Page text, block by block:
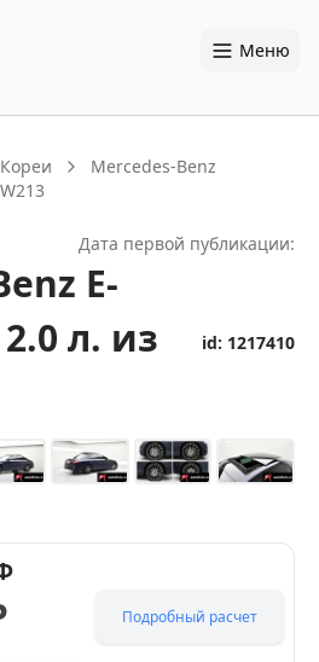
Меню
Mercedes-Benz
Дата первой публикации:
E-
л. из
id: 1217410
Подробный расчет